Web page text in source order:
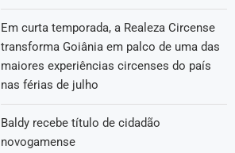
Em curta temporada, a Realeza Circense
transforma Goiânia em palco de uma das
maiores experiências circenses do país
nas férias de julho
Baldy recebe título de cidadão
novogamense